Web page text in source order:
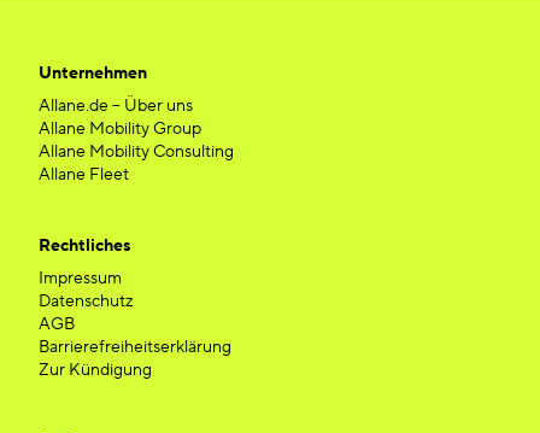
Unternehmen
Allane.de – Über uns
Allane Mobility Group
Allane Mobility Consulting
Allane Fleet
Rechtliches
Impressum
Datenschutz
AGB
Barrierefreiheitserklärung
Zur Kündigung